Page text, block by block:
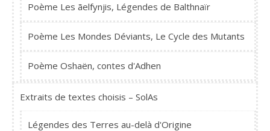
Poème Les ãelfynjis, Légendes de Balthnaïr
Poème Les Mondes Déviants, Le Cycle des Mutants
Poème Oshaën, contes d'Adhen
Extraits de textes choisis – SolAs
Légendes des Terres au-delà d'Origine